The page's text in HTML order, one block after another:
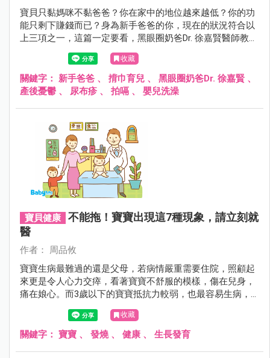
寶貝只黏媽咪不黏爸爸？你在家中的地位越來越低？你的功
能只剩下賺錢而已？身為新手爸爸的你，現在的狀況符合以
上三項之一，這篇一定要看，黑眼圈奶爸Dr. 徐嘉賢醫師教
你，如何在有限時間內，扭轉你在寶貝和太太的心中形象，
做一個人人說讚的新手爸爸。
收藏
關鍵字： 新手爸爸 、 揹巾育兒 、 黑眼圈奶爸Dr. 徐嘉賢 、
產後憂鬱 、 尿布疹 、 拍嗝 、 嬰兒洗澡
寶貝健康
不能拖！寶寶出現這7種現象，請立刻就
醫
作者： 周品攸
寶寶生病最難過的還是父母，若病情嚴重需要住院，照顧起
來更是令人心力交瘁，看著寶寶不舒服的模樣，傷在兒身，
痛在娘心。而3歲以下的寶寶抵抗力較弱，也最容易生病，
因此平時就要仔細觀察寶寶的狀況，以免錯過就醫的黃金時
間，反而使病情加重。
收藏
關鍵字： 寶寶 、 發燒、 健康 、 生長發育